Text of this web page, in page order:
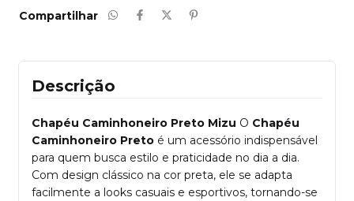
Compartilhar
Descrição
Chapéu Caminhoneiro Preto Mizu O Chapéu
Caminhoneiro Preto é um acessório indispensável
para quem busca estilo e praticidade no dia a dia.
Com design clássico na cor preta, ele se adapta
facilmente a looks casuais e esportivos, tornando-se